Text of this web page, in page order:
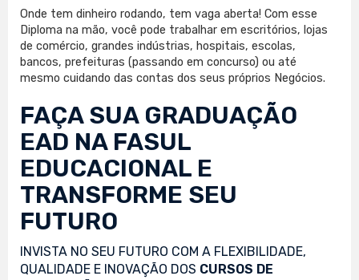
Onde tem dinheiro rodando, tem vaga aberta! Com esse
Diploma na mão, você pode trabalhar em escritórios, lojas
de comércio, grandes indústrias, hospitais, escolas,
bancos, prefeituras (passando em concurso) ou até
mesmo cuidando das contas dos seus próprios Negócios.
FAÇA SUA GRADUAÇÃO
EAD NA FASUL
EDUCACIONAL E
TRANSFORME SEU
FUTURO
INVISTA NO SEU FUTURO COM A FLEXIBILIDADE,
QUALIDADE E INOVAÇÃO DOS CURSOS DE